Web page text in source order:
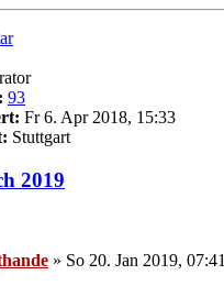
93
Fr 6. Apr 2018, 15:33
Stuttgart
2019
» So 20. Jan 2019, 07:41